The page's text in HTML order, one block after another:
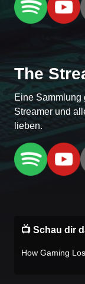
The
Eine Sammlung
Streamer und
lieben.
📺 Schau dir
How Gaming